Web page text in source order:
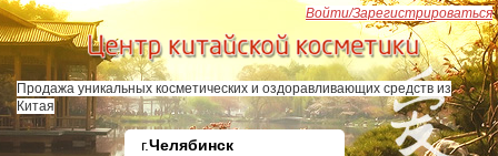
Перейти к основному содержанию
Продажа уникальных косметических и оздоравливающих средств из
Китая
г.Челябинск
Войти/Зарегистрироваться